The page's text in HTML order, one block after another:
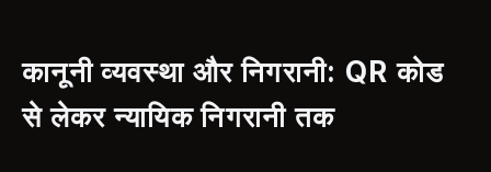
कानूनी व्यवस्था और निगरानी: QR कोड
से लेकर न्यायिक निगरानी तक